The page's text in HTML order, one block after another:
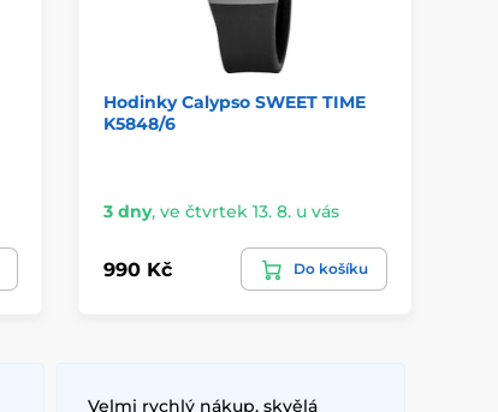
Hodinky Calypso SWEET TIME
K5848/6
3 dny, ve čtvrtek 13. 8. u vás
990 Kč Do košíku
Velmi rychlý nákup, skvělá